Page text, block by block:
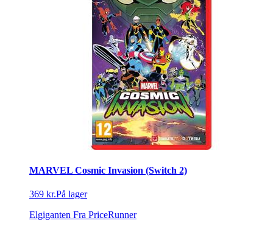
MARVEL Cosmic Invasion (Switch 2)
369 kr.På lager
Elgiganten Fra PriceRunner